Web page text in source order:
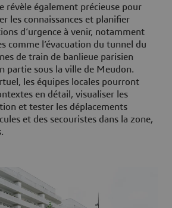
révèle également précieuse pour
les connaissances et planifier
d’urgence à venir, notamment
comme l’évacuation du tunnel du
de train de banlieue parisien
partie sous la ville de Meudon.
les équipes locales pourront
en détail, visualiser les
et tester les déplacements
et des secouristes dans la zone,